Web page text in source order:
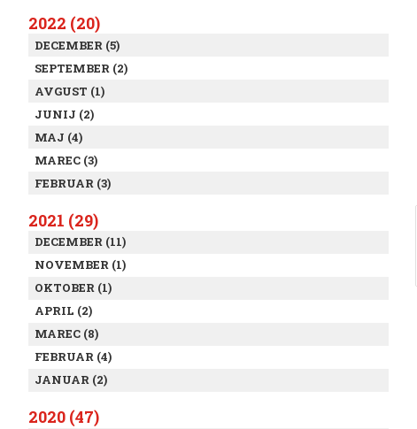
2022 (20)
DECEMBER (5)
SEPTEMBER (2)
AVGUST (1)
JUNIJ (2)
MAJ (4)
MAREC (3)
FEBRUAR (3)
2021 (29)
DECEMBER (11)
NOVEMBER (1)
OKTOBER (1)
APRIL (2)
MAREC (8)
FEBRUAR (4)
JANUAR (2)
2020 (47)